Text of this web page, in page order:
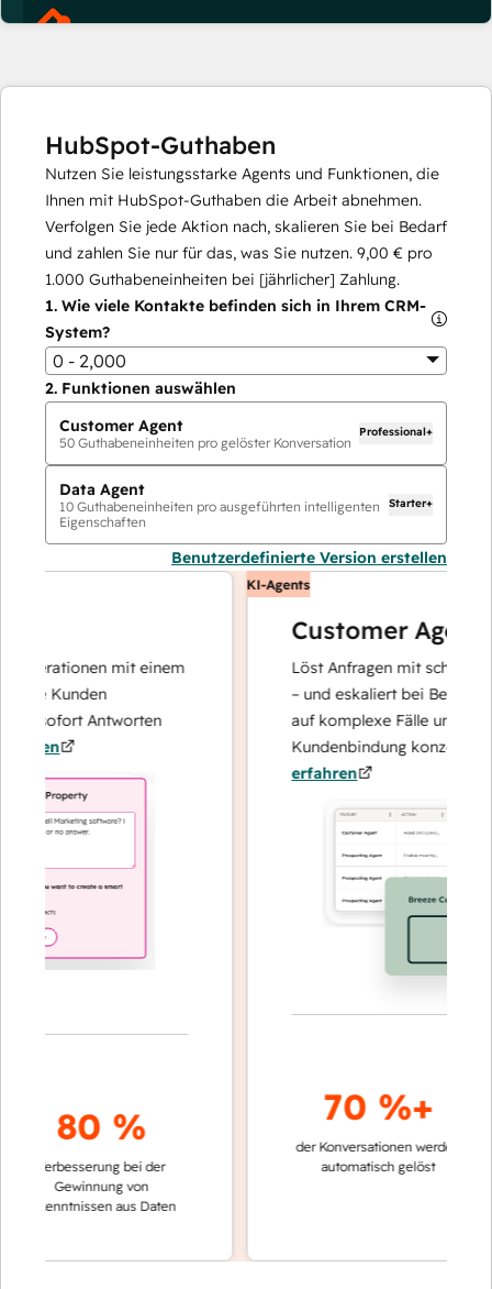
HubSpot-Guthaben
Nutzen Sie leistungsstarke Agents und Funktionen, die
Ihnen mit HubSpot-Guthaben die Arbeit abnehmen.
Verfolgen Sie jede Aktion nach, skalieren Sie bei Bedarf
und zahlen Sie nur für das, was Sie nutzen. 9,00 € pro
1.000 Guthabeneinheiten bei [jährlicher] Zahlung.
1. Wie viele Kontakte befinden sich in Ihrem CRM-
System?
0 - 2,000
2. Funktionen auswählen
Customer Agent
50 Guthabeneinheiten pro gelöster Konversation
Professional+
Data Agent
10 Guthabeneinheiten pro ausgeführten intelligenten
Eigenschaften
Starter+
Benutzerdefinierte Version erstellen
mit einem
Kunden
sofort Antworten
80 %
Verbesserung bei der
Gewinnung von
aus Daten
KI-Agents
Customer Agent
Löst Anfragen mit schnellen,
– und eskaliert bei Bedarf,
auf komplexe Fälle und den
Kundenbindung konzentrieren
erfahren
70 %+
der Konversationen werden
automatisch gelöst